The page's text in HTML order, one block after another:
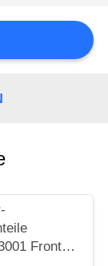
Front